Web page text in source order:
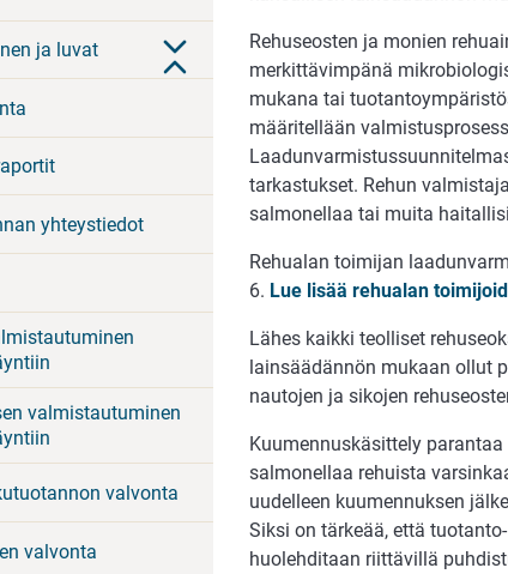
ja luvat
yhteystiedot
valmistautuminen
valvonta
valvonta
Rehuseosten ja monien
merkittävimpänä
mukana tai
määritellään
tarkastukset. Rehun
salmonellaa tai muita
Rehualan toimijan
6. Lue lisää rehualan
Lähes kaikki teolliset
lainsäädännön mukaan ollut
nautojen ja sikojen
Kuumennuskäsittely
salmonellaa rehuista
uudelleen kuumennuksen
Siksi on tärkeää, että
huolehditaan riittävillä